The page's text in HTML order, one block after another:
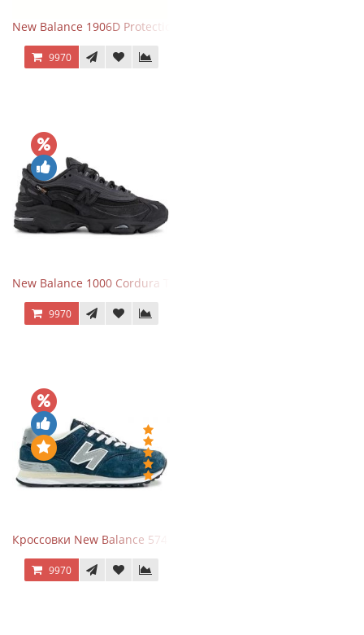
New Balance 1906D Protection Pack Black черные
9970
New Balance 1000 Cordura Trainers Black Cement
9970
Кроссовки New Balance 574 Navy Grey
9970